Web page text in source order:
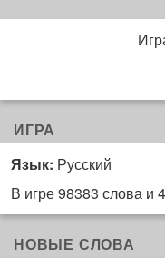
ИГРА
Язык: Русский
В игре 98383 слова и
НОВЫЕ СЛОВА